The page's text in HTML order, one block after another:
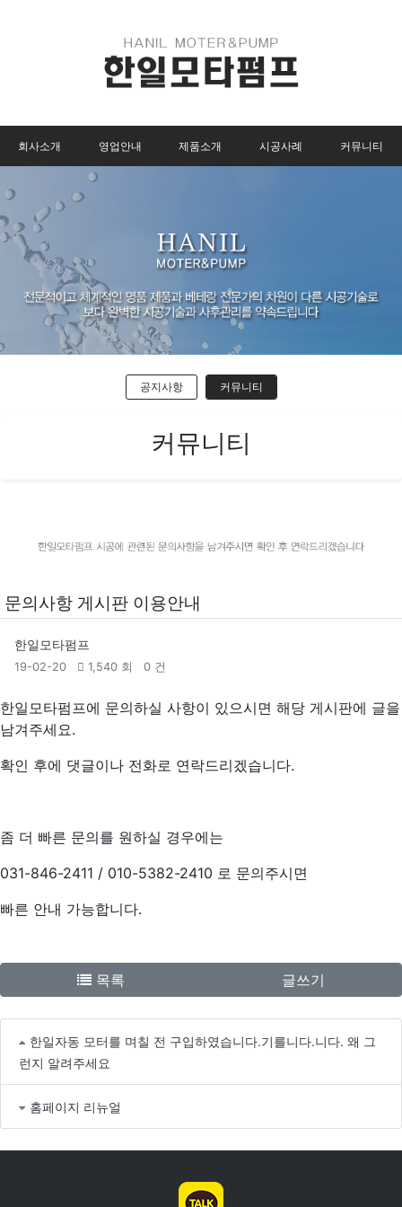
회사소개 영업안내 제품소개 시공사례 커뮤니티
공지사항 커뮤니티
커뮤니티
문의사항 게시판 이용안내
한일모타펌프
19-02-20 1,540 회 0 건
한일모타펌프에 문의하실 사항이 있으시면 해당 게시판에 글을
남겨주세요.
확인 후에 댓글이나 전화로 연락드리겠습니다.
좀 더 빠른 문의를 원하실 경우에는
031-846-2411 / 010-5382-2410 로 문의주시면
빠른 안내 가능합니다.
목록 글쓰기
한일자동 모터를 며칠 전 구입하였습니다.기를니다.니다. 왜 그
런지 알려주세요
홈페이지 리뉴얼